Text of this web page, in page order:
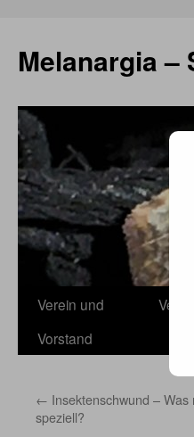
springen
Melanargia
Verein und
Vorstand
← Insektenschwund –
speziell?